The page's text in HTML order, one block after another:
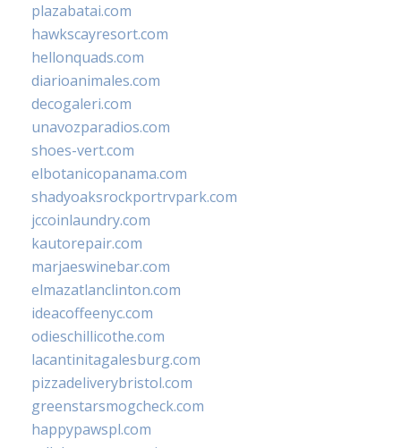
plazabatai.com
hawkscayresort.com
hellonquads.com
diarioanimales.com
decogaleri.com
unavozparadios.com
shoes-vert.com
elbotanicopanama.com
shadyoaksrockportrvpark.com
jccoinlaundry.com
kautorepair.com
marjaeswinebar.com
elmazatlanclinton.com
ideacoffeenyc.com
odieschillicothe.com
lacantinitagalesburg.com
pizzadeliverybristol.com
greenstarsmogcheck.com
happypawspl.com